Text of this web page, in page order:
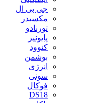
جی بی ال
مکسیدر
تورنادو
پایونیر
کنوود
بوشمن
انرژی
سونی
فوکال
DS18